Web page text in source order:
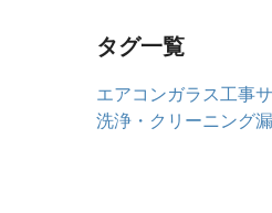
タグ一覧
エアコンガラス工事
洗浄・クリーニング